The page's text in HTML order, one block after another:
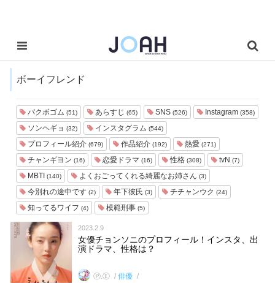
ボーイフレンド
パクボゴム (51) あらすじ (65) SNS (526) Instagram (358)
ソンヘギョ (32) インスタグラム (544)
プロフィール紹介 (679) 作品紹介 (192) 熱愛 (271)
チャンギヨン (16) 恋愛ドラマ (16) 性格 (308) tvN (7)
MBTI (140) よくおごってくれる綺麗なお姉さん (3)
今別れの途中です (2) 年下彼氏 (3) チチャンウク (24)
知ってるワイフ (4) 模範刑事 (5)
2023.2.9
女優チョンソニのプロフィール！インスタ、出
演ドラマ、性格は？
Ⓟ.Ⓔ 俳優